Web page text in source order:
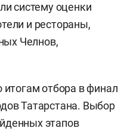
систему оценки
и рестораны,
Челнов,
итогам отбора в финал
Татарстана. Выбор
этапов